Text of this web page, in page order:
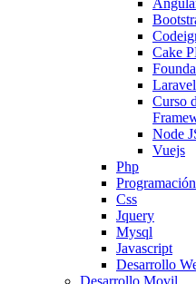
Cake
Laravel
Curso
Node
Vuejs
Php
Css
Jquery
Mysql
Javascript
Desarrollo